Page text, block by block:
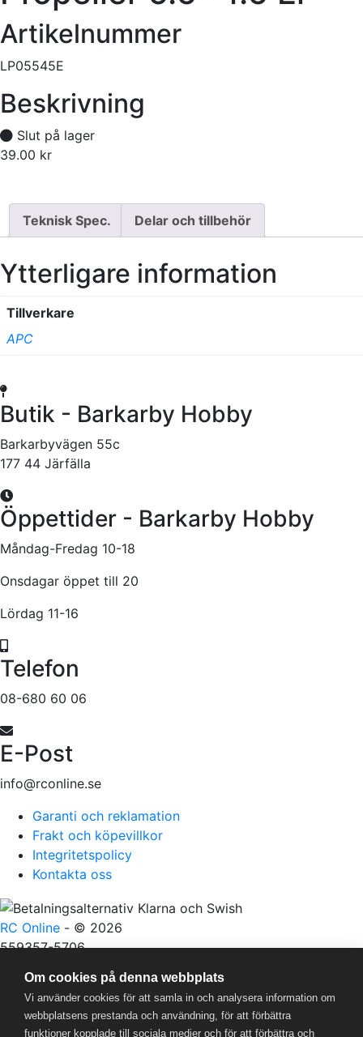
Artikelnummer
LP05545E
Beskrivning
Slut på lager
39.00 kr
Teknisk Spec. Delar och tillbehör
Ytterligare information
Tillverkare
APC
Butik - Barkarby Hobby
Barkarbyvägen 55c
177 44 Järfälla
Öppettider - Barkarby Hobby
Måndag-Fredag 10-18
Onsdagar öppet till 20
Lördag 11-16
Telefon
08-680 60 06
E-Post
info@rconline.se
Garanti och reklamation
Frakt och köpevillkor
Integritetspolicy
Kontakta oss
RC Online - © 2026
559357-5706
Om cookies på denna webbplats
Vi använder cookies för att samla in och analysera information om
webbplatsens prestanda och användning, för att förbättra
funktioner kopplade till sociala medier och för att förbättra och